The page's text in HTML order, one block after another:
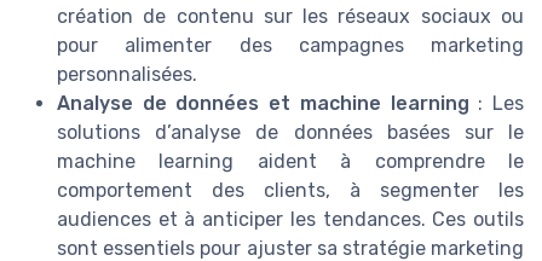
création de contenu sur les réseaux sociaux ou
pour alimenter des campagnes marketing
personnalisées.
Analyse de données et machine learning : Les
solutions d’analyse de données basées sur le
machine learning aident à comprendre le
comportement des clients, à segmenter les
audiences et à anticiper les tendances. Ces outils
sont essentiels pour ajuster sa stratégie marketing